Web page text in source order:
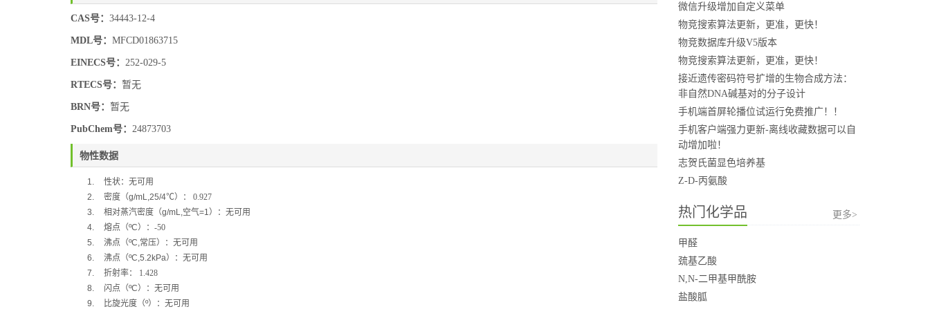
CAS号： 34443-12-4
MDL号： MFCD01863715
EINECS号： 252-029-5
RTECS号： 暂无
BRN号： 暂无
PubChem号： 24873703
物性数据
1.
性状：无可用
2.
密度（g/mL,25/4℃）：
0.927
3.
相对蒸汽密度（g/mL,空气=1）：无可用
4.
熔点（ºC）： -50
5.
沸点（ºC,常压）：无可用
6.
沸点（ºC,5.2kPa）：无可用
7.
折射率：
1.428
8.
闪点（ºC）：无可用
9.
比旋光度（º）：无可用
微信升级增加自定义菜单
物竞搜索算法更新，更准，更快！
物竞数据库升级V5版本
物竞搜索算法更新，更准，更快！
接近遗传密码符号扩增的生物合成方法：
非自然DNA碱基对的分子设计
手机端首屏轮播位试运行免费推广！！
手机客户端强力更新-离线收藏数据可以自
动增加啦！
志贺氏菌显色培养基
Z-D-丙氨酸
热门化学品 更多>
甲醛
巯基乙酸
N,N-二甲基甲酰胺
盐酸胍